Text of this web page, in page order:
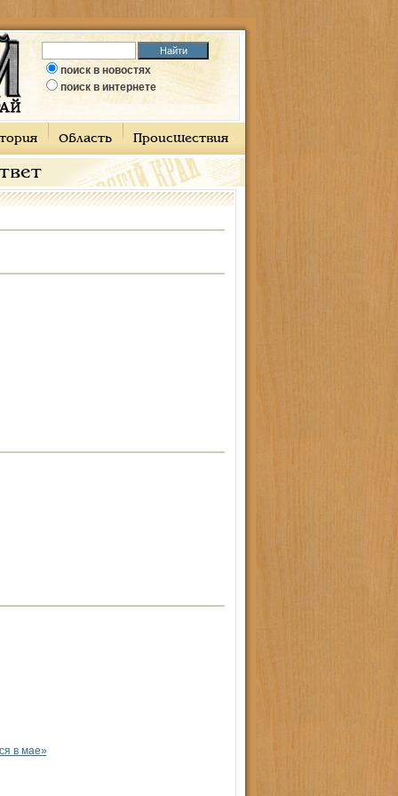
поиск в новостях
поиск в интернете
Область Происшествия
в мае»